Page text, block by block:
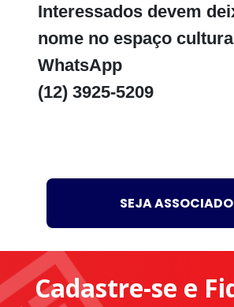
Interessados devem
nome no espaço
WhatsApp
(12) 3925-5209
SEJA ASSOCIADO
Cadastre-se e